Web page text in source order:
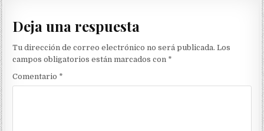
Deja una respuesta
Tu dirección de correo electrónico no será publicada. Los
campos obligatorios están marcados con *
Comentario *